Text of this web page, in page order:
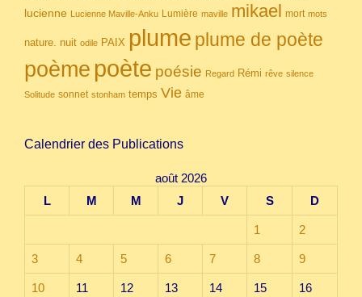
lucienne Lucienne Maville-Anku Lumière maville mikael mort mots
nature. nuit odile PAIX plume plume de poète
poème poète poésie Regard Rémi rêve silence
Solitude sonnet stonham temps Vie âme
Calendrier des Publications
août 2026
L
M M J V S D
1 2
3 4 5 6 7 8 9
10 11 12 13 14 15 16